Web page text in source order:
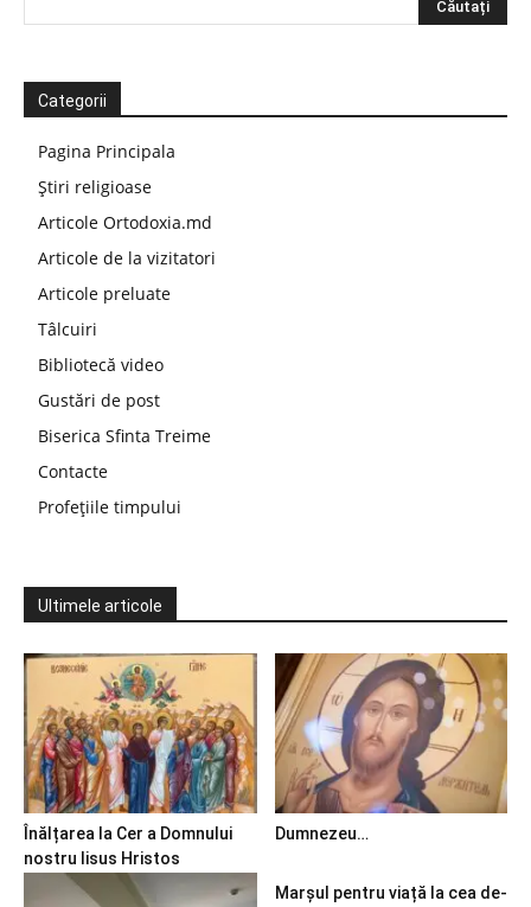
Categorii
Pagina Principala
Știri religioase
Articole Ortodoxia.md
Articole de la vizitatori
Articole preluate
Tâlcuiri
Bibliotecă video
Gustări de post
Biserica Sfinta Treime
Contacte
Profețiile timpului
Ultimele articole
Înălțarea la Cer a Domnului
nostru Iisus Hristos
Dumnezeu…
Marșul pentru viață la cea de-